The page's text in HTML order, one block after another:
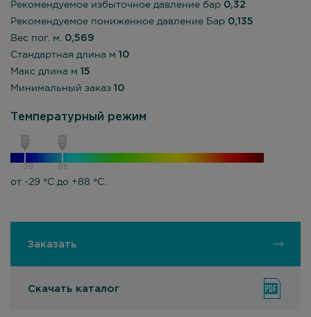
Рекомендуемое избыточное давление бар 0,32
Рекомендуемое пониженное давление Бар 0,135
Вес пог. м. 0,569
Стандартная длина м 10
Макс длина м 15
Минимальный заказ 10
Температурный режим
-29 88
от -29 °С до +88 °С.
Заказать
Скачать каталог